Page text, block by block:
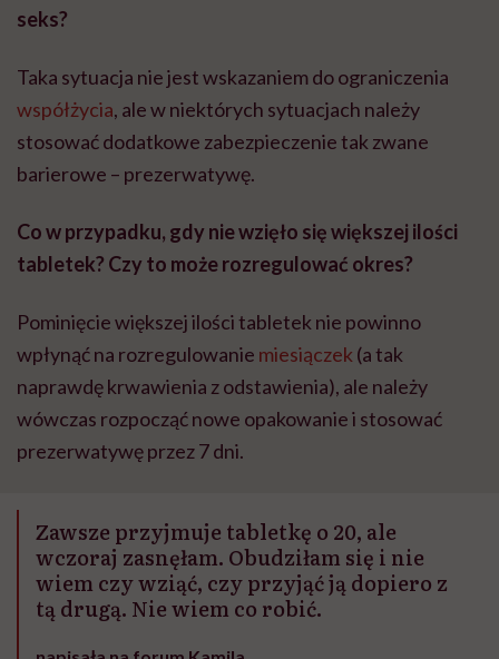
seks?
Taka sytuacja nie jest wskazaniem do ograniczenia
współżycia, ale w niektórych sytuacjach należy
stosować dodatkowe zabezpieczenie tak zwane
barierowe – prezerwatywę.
Co w przypadku, gdy nie wzięło się większej ilości
tabletek? Czy to może rozregulować okres?
Pominięcie większej ilości tabletek nie powinno
wpłynąć na rozregulowanie miesiączek (a tak
naprawdę krwawienia z odstawienia), ale należy
wówczas rozpocząć nowe opakowanie i stosować
prezerwatywę przez 7 dni.
Zawsze przyjmuje tabletkę o 20, ale
wczoraj zasnęłam. Obudziłam się i nie
wiem czy wziąć, czy przyjąć ją dopiero z
tą drugą. Nie wiem co robić.